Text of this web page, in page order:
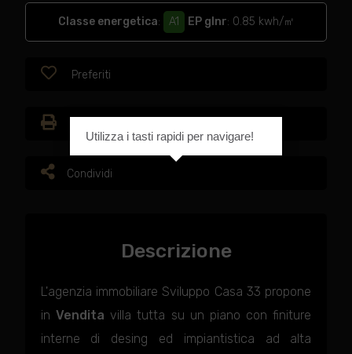
Classe energetica: A1 EP glnr: 0.85 kwh/㎡
Preferiti
Condividi
Descrizione
L'agenzia immobiliare Sviluppo Casa 33 propone
in Vendita villa tutta su un piano con finiture
interne di desing ed impiantistica ad alta
Utilizza i tasti rapidi per navigare!